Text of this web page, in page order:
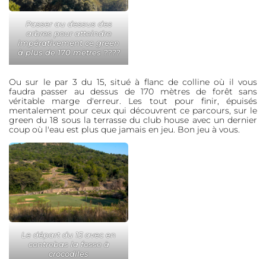
Passer au dessus des
arbres pour atteindre
impérativement ce green
à plus de 170 mètres ????
Ou sur le par 3 du 15, situé à flanc de colline où il vous
faudra passer au dessus de 170 mètres de forêt sans
véritable marge d'erreur. Les tout pour finir, épuisés
mentalement pour ceux qui découvrent ce parcours, sur le
green du 18 sous la terrasse du club house avec un dernier
coup où l'eau est plus que jamais en jeu. Bon jeu à vous.
Le départ du 13 avec en
contrebas la fosse à
crocodiles